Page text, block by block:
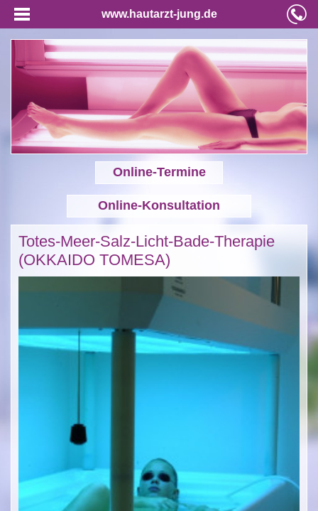
www.hautarzt-jung.de
Online-Termine
Online-Konsultation
Totes-Meer-Salz-Licht-Bade-Therapie
(OKKAIDO TOMESA)